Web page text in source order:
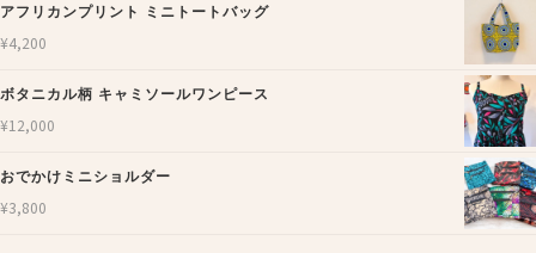
アフリカンプリント ミニトートバッグ
¥4,200
ボタニカル柄 キャミソールワンピース
¥12,000
おでかけミニショルダー
¥3,800